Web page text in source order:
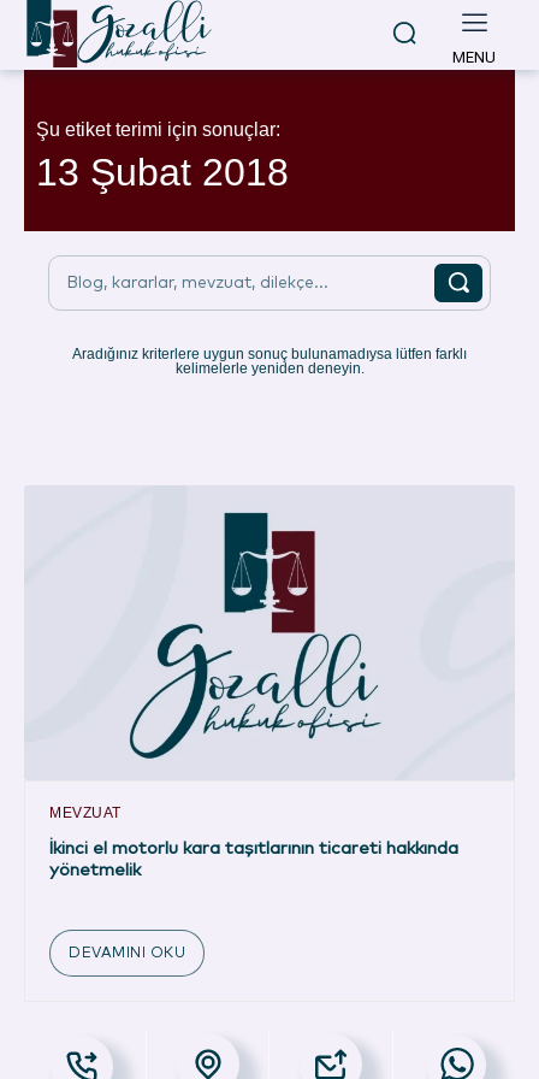
MENU
Şu etiket terimi için sonuçlar:
13 Şubat 2018
Blog, kararlar, mevzuat, dilekçe...
Aradığınız kriterlere uygun sonuç bulunamadıysa lütfen farklı
kelimelerle yeniden deneyin.
MEVZUAT
İkinci el motorlu kara taşıtlarının ticareti hakkında
yönetmelik
DEVAMINI OKU